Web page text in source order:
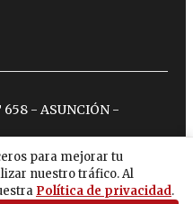
para mejorar tu
nuestro tráfico. Al
Política de privacidad.
658 - ASUNCIÓN -
youtubespotify